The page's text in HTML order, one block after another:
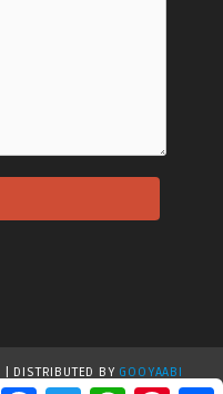
| DISTRIBUTED BY GOOYAABI